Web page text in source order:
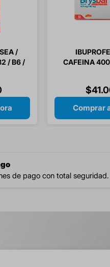
/
/ B6 /
CAFEINA
$41.
Comprar
de pago con total seguridad.